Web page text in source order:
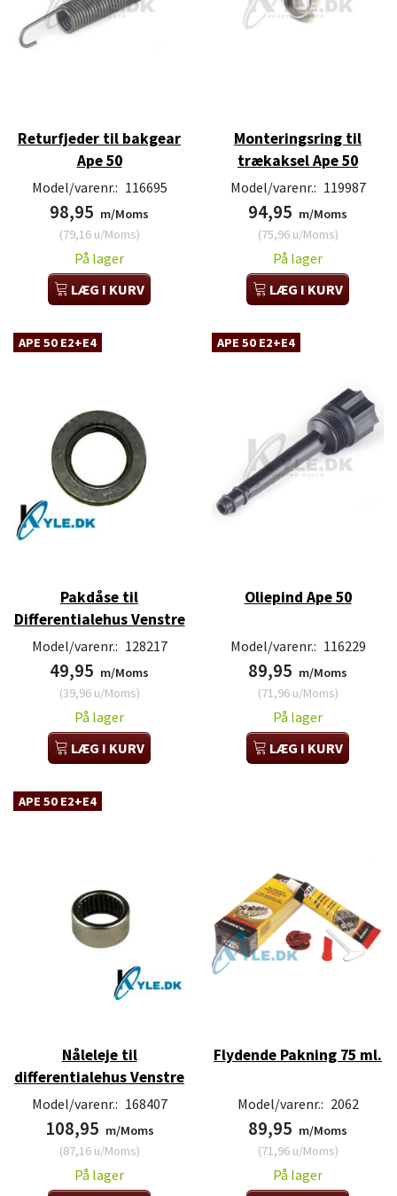
Returfjeder til bakgear
Ape 50
Model/varenr.: 116695
98,95 m/Moms
(79,16u/Moms)
På lager
LÆG I KURV
Monteringsring til
trækaksel Ape 50
Model/varenr.: 119987
94,95 m/Moms
(75,96u/Moms)
På lager
LÆG I KURV
APE 50 E2+E4
Pakdåse til
Differentialehus Venstre
Model/varenr.: 128217
49,95 m/Moms
(39,96u/Moms)
På lager
LÆG I KURV
APE 50 E2+E4
Oliepind Ape 50
Model/varenr.: 116229
89,95 m/Moms
(71,96u/Moms)
På lager
LÆG I KURV
APE 50 E2+E4
Nåleleje til
differentialehus Venstre
Model/varenr.: 168407
108,95 m/Moms
(87,16u/Moms)
På lager
Flydende Pakning 75 ml.
Model/varenr.: 2062
89,95 m/Moms
(71,96u/Moms)
På lager